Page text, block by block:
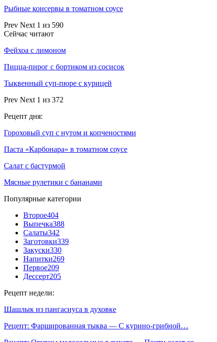
Рыбные консервы в томатном соусе
Prev Next 1 из 590
Сейчас читают
Фейхоа с лимоном
Пицца-пирог с бортиком из сосисок
Тыквенный суп-пюре с курицей
Prev Next 1 из 372
Рецепт дня:
Гороховый суп с нутом и копченостями
Паста «Карбонара» в томатном соусе
Салат с бастурмой
Мясные рулетики с бананами
Популярные категории
Второе404
Выпечка388
Салаты342
Заготовки339
Закуски330
Напитки269
Первое209
Дессерт205
Рецепт недели:
Шашлык из пангасиуса в духовке
Рецепт: Фаршированная тыква — С курино-грибной…